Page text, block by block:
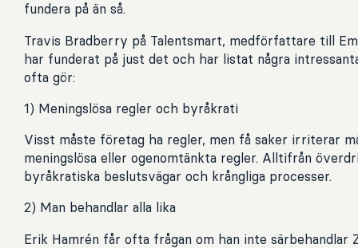
fundera på än så.
Travis Bradberry på Talentsmart, medförfattare till
har funderat på just det och har listat några
ofta gör:
1) Meningslösa regler och byråkrati
Visst måste företag ha regler, men få saker irriterar
meningslösa eller ogenomtänkta regler. Alltifrån
byråkratiska beslutsvägar och krångliga processer.
2) Man behandlar alla lika
Erik Hamrén får ofta frågan om han inte särbehandlar